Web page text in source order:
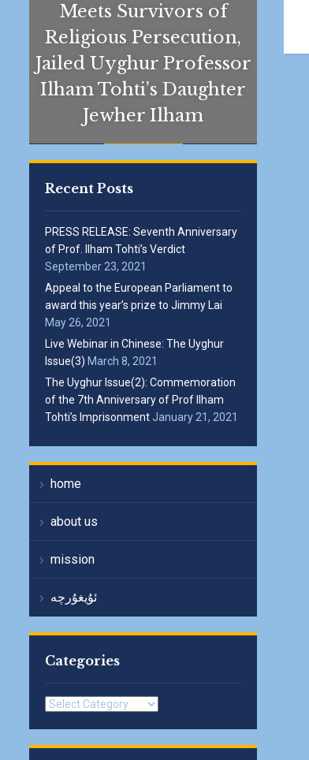
Meets Survivors of
Religious Persecution,
Jailed Uyghur Professor
Ilham Tohti’s Daughter
Jewher Ilham
Recent Posts
PRESS RELEASE: Seventh Anniversary
of Prof. Ilham Tohti’s Verdict
September 23, 2021
Appeal to the European Parliament to
award this year’s prize to Jimmy Lai
May 26, 2021
Live Webinar in Chinese: The Uyghur
Issue(3) March 8, 2021
The Uyghur Issue(2): Commemoration
of the 7th Anniversary of Prof Ilham
Tohti’s Imprisonment January 21, 2021
home
about us
mission
ئۇيغۇرچە
Categories
Categories